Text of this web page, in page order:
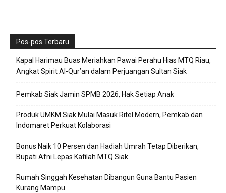
Pos-pos Terbaru
Kapal Harimau Buas Meriahkan Pawai Perahu Hias MTQ Riau,
Angkat Spirit Al-Qur’an dalam Perjuangan Sultan Siak
Pemkab Siak Jamin SPMB 2026, Hak Setiap Anak
Produk UMKM Siak Mulai Masuk Ritel Modern, Pemkab dan
Indomaret Perkuat Kolaborasi
Bonus Naik 10 Persen dan Hadiah Umrah Tetap Diberikan,
Bupati Afni Lepas Kafilah MTQ Siak
Rumah Singgah Kesehatan Dibangun Guna Bantu Pasien
Kurang Mampu